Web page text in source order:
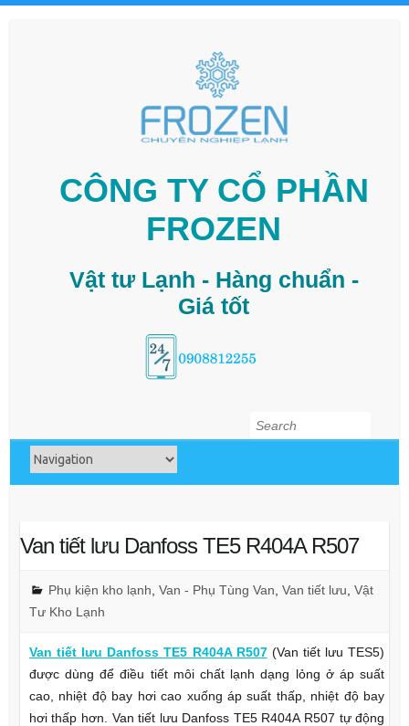
CÔNG TY CỔ PHẦN
FROZEN
Vật tư Lạnh - Hàng chuẩn -
Giá tốt
Search
Van tiết lưu Danfoss TE5 R404A R507
Phụ kiện kho lạnh Van - Phụ Tùng Van Van tiết lưu Vật
Tư Kho Lạnh
Van tiết lưu Danfoss TE5 R404A R507(Van tiết lưu TES5)
được dùng để điều tiết môi chất lạnh dạng lỏng ở áp suất
cao, nhiệt độ bay hơi cao xuống áp suất thấp, nhiệt độ bay
hơi thấp hơn. Van tiết lưu Danfoss TE5 R404A R507 tự động